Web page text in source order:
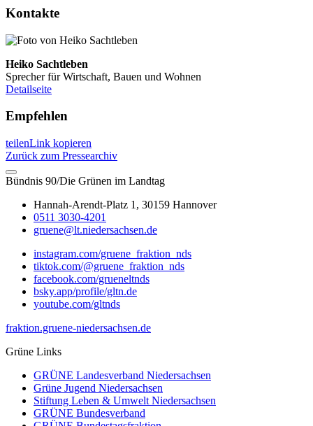
Kontakte
Heiko Sachtleben
Sprecher für Wirtschaft, Bauen und Wohnen
Detailseite
Empfehlen
teilenLink kopieren
Zurück zum Pressearchiv
Bündnis 90/Die Grünen im Landtag
Hannah-Arendt-Platz 1, 30159 Hannover
0511 3030-4201
gruene@lt.niedersachsen.de
instagram.com/gruene_fraktion_nds
tiktok.com/@gruene_fraktion_nds
facebook.com/grueneltnds
bsky.app/profile/gltn.de
youtube.com/gltnds
fraktion.gruene-niedersachsen.de
Grüne Links
GRÜNE Landesverband Niedersachsen
Grüne Jugend Niedersachsen
Stiftung Leben & Umwelt Niedersachsen
GRÜNE Bundesverband